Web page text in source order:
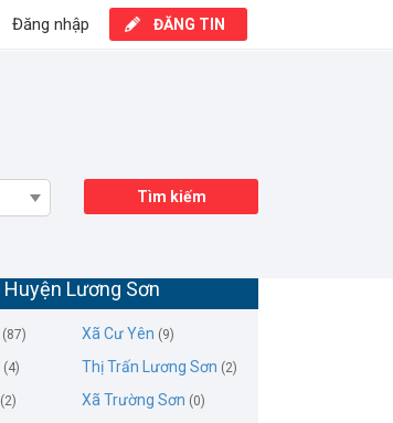
Huyện Lương Sơn
(87) Xã Cư Yên (9)
(4) Thị Trấn Lương Sơn (2)
(2) Xã Trường Sơn (0)
Tìm kiếm
ĐĂNG TIN
Đăng nhập